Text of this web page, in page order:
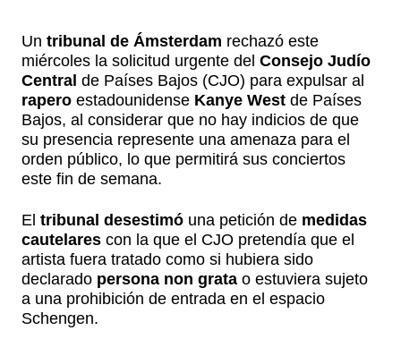
Un tribunal de Ámsterdam rechazó este
miércoles la solicitud urgente del Consejo Judío
Central de Países Bajos (CJO) para expulsar al
rapero estadounidense Kanye West de Países
Bajos, al considerar que no hay indicios de que
su presencia represente una amenaza para el
orden público, lo que permitirá sus conciertos
este fin de semana.
El tribunal desestimó una petición de medidas
cautelares con la que el CJO pretendía que el
artista fuera tratado como si hubiera sido
declarado persona non grata o estuviera sujeto
a una prohibición de entrada en el espacio
Schengen.